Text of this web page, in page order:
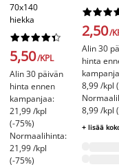
70x140
hiekka






5,50/KPL
Alin 30 päivän
hinta ennen
kampanjaa:
21,99 /kpl
(-75%)
Normaalihinta:
21,99 /kpl
(-75%)




2,50/
Alin 30
hinta
8,99 /kpl
8,99 /kpl
+ lisää